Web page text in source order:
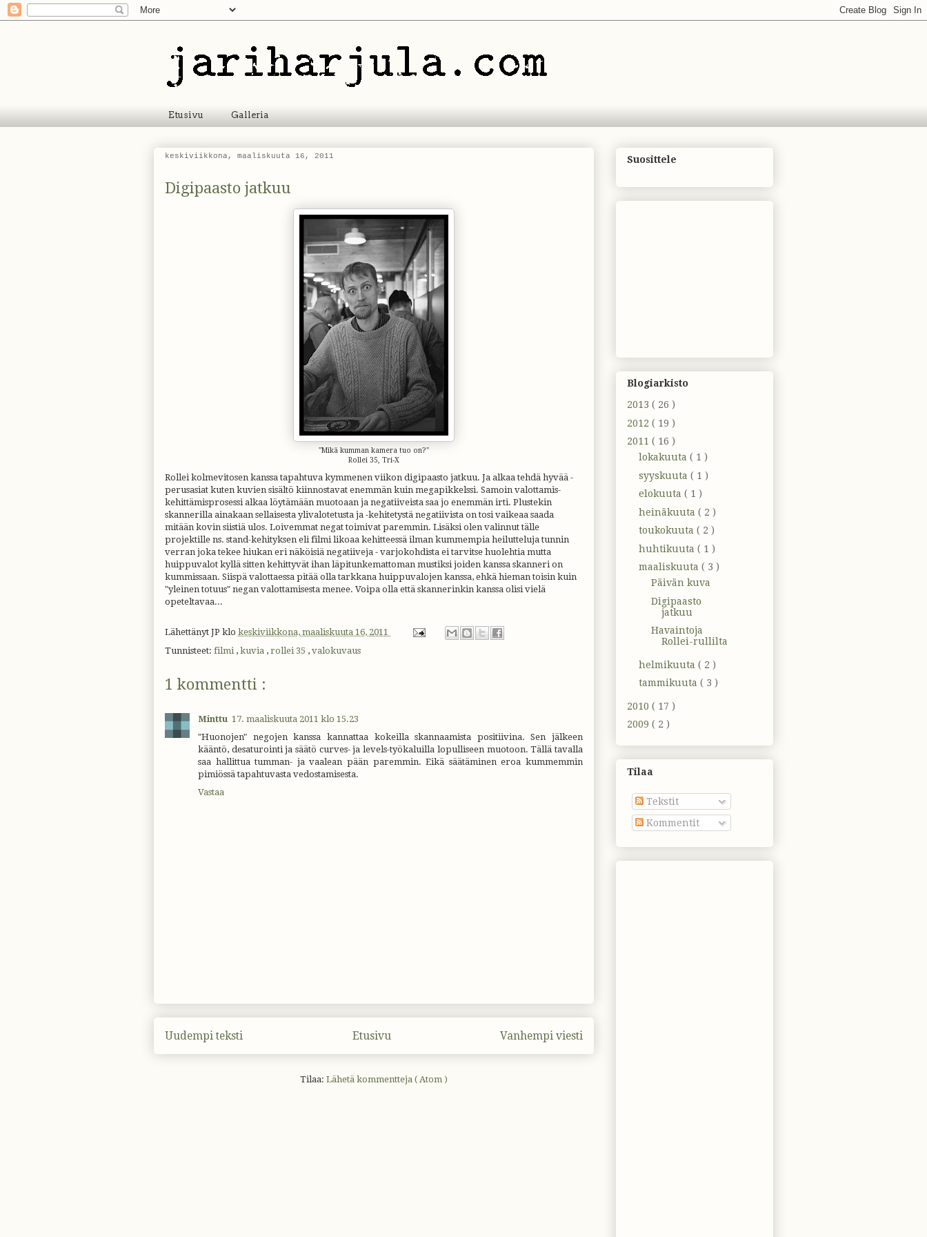
Etusivu Galleria
keskiviikkona, maaliskuuta 16, 2011
Digipaasto jatkuu
"Mikä kumman kamera tuo on?"
Rollei 35, Tri-X
Rollei kolmevitosen kanssa tapahtuva kymmenen viikon digipaasto jatkuu. Ja alkaa tehdä hyvää -
perusasiat kuten kuvien sisältö kiinnostavat enemmän kuin megapikkelssi. Samoin valottamis-
kehittämisprosessi alkaa löytämään muotoaan ja negatiiveista saa jo enemmän irti. Plustekin
skannerilla ainakaan sellaisesta ylivalotetusta ja -kehitetystä negatiivista on tosi vaikeaa saada
mitään kovin siistiä ulos. Loivemmat negat toimivat paremmin. Lisäksi olen valinnut tälle
projektille ns. stand-kehityksen eli filmi likoaa kehitteessä ilman kummempia heilutteluja tunnin
verran joka tekee hiukan eri näköisiä negatiiveja - varjokohdista ei tarvitse huolehtia mutta
huippuvalot kyllä sitten kehittyvät ihan läpitunkemattoman mustiksi joiden kanssa skanneri on
kummissaan. Siispä valottaessa pitää olla tarkkana huippuvalojen kanssa, ehkä hieman toisin kuin
"yleinen totuus" negan valottamisesta menee. Voipa olla että skannerinkin kanssa olisi vielä
opeteltavaa...
Lähettänyt JP klo keskiviikkona, maaliskuuta 16, 2011
Tunnisteet: filmi , kuvia , rollei 35 , valokuvaus
1 kommentti :
Minttu 17. maaliskuuta 2011 klo 15.23
"Huonojen" negojen kanssa kannattaa kokeilla skannaamista positiivina. Sen jälkeen
kääntö, desaturointi ja säätö curves- ja levels-työkaluilla lopulliseen muotoon. Tällä tavalla
saa hallittua tumman- ja vaalean pään paremmin. Eikä säätäminen eroa kummemmin
pimiössä tapahtuvasta vedostamisesta.
Vastaa
Uudempi teksti Vanhempi viesti
Etusivu
Tilaa: Lähetä kommentteja ( Atom )
Suosittele
Blogiarkisto
2013 ( 26 )
2012 ( 19 )
2011 ( 16 )
lokakuuta ( 1 )
syyskuuta ( 1 )
elokuuta ( 1 )
heinäkuuta ( 2 )
toukokuuta ( 2 )
huhtikuuta ( 1 )
maaliskuuta ( 3 )
Päivän kuva
Digipaasto
jatkuu
Havaintoja
Rollei-rullilta
helmikuuta ( 2 )
tammikuuta ( 3 )
2010 ( 17 )
2009 ( 2 )
Tilaa
Tekstit
Kommentit